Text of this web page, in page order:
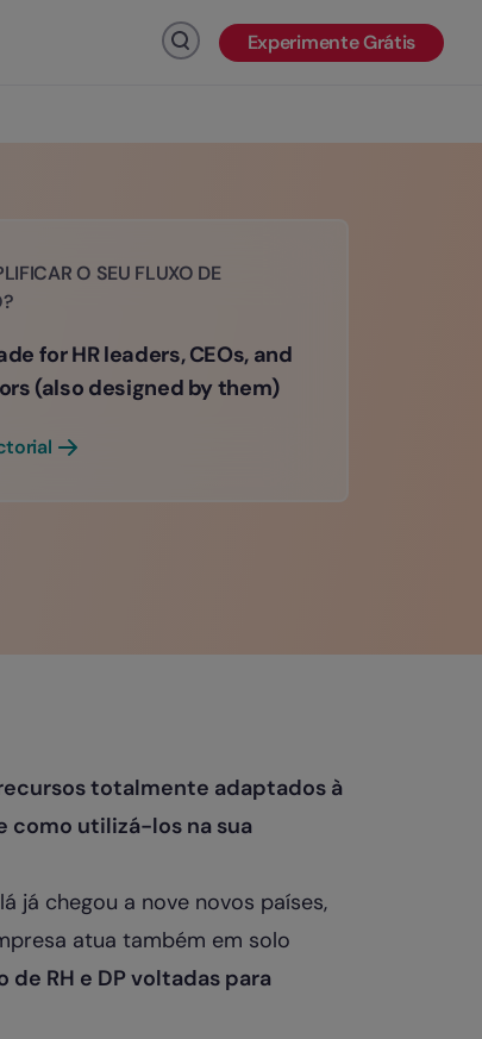
Clique para pesquisar
Experimente Grátis
O SEU FLUXO DE
for HR leaders, CEOs, and
(also designed by them)
totalmente adaptados à
como utilizá-los na sua
já chegou a nove novos países,
atua também em solo
RH e DP voltadas para